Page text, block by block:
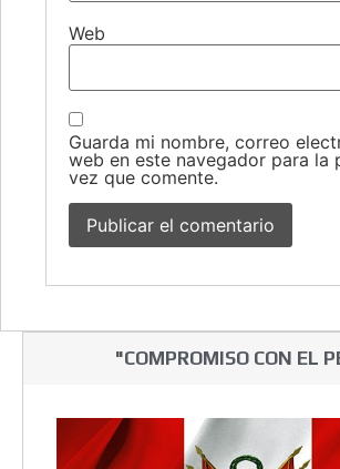
Web
Guarda mi nombre, correo
web en este navegador para la
vez que comente.
"COMPROMISO CON EL